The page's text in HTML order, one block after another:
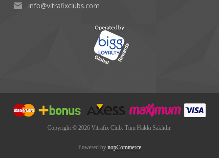
info@vitrafixclubs.com
Copyright © 2026 Vitrafix Club. Tüm Hakkı Saklıdır.
Powered by nopCommerce